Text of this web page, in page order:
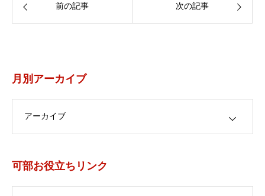
前の記事 次の記事
月別アーカイブ
可部お役立ちリンク